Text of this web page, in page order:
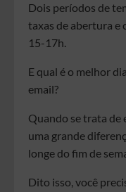
Dois períodos de
taxas de abertura e
15-17h.
E qual é o melhor
email?
Quando se trata de
uma grande
longe do fim de
Dito isso, você